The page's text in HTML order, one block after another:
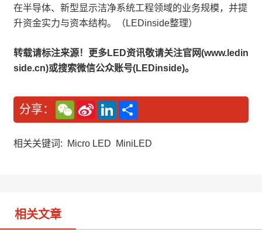
在半导体、新型显示洁净系统工程领域的业务规模，并提
升资金实力与资本结构。（LEDinside整理）
转载请标注来源！更多LED资讯敬请关注官网(www.ledin
side.cn)或搜索微信公众账号(LEDinside)。
分享：
W
e
C
a
S
n
W
L
n
e
相关关键词: Micro LED MiniLED
相关文章